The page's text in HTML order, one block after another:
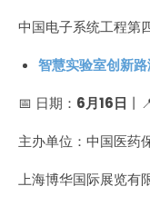
中国电子系统工程第
智慧实验室创新
📅 日期： 6月16日 丨
主办单位：中国医药
上海博华国际展览有